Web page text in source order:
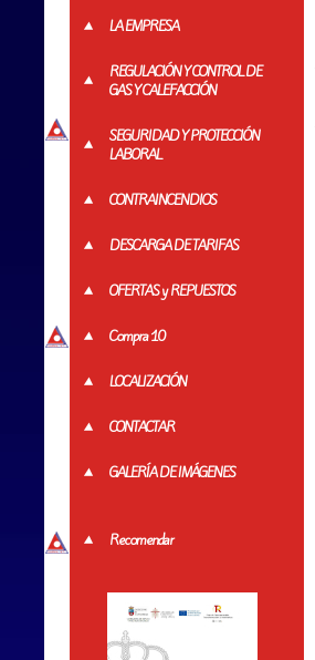
LA EMPRESA
REGULACIÓN Y CONTROL DE
GAS Y CALEFACCIÓN
SEGURIDAD Y PROTECCIÓN
LABORAL
CONTRAINCENDIOS
DESCARGA DE TARIFAS
OFERTAS y REPUESTOS
Compra 10
LOCALIZACIÓN
CONTACTAR
GALERÍA DE IMÁGENES
Recomendar